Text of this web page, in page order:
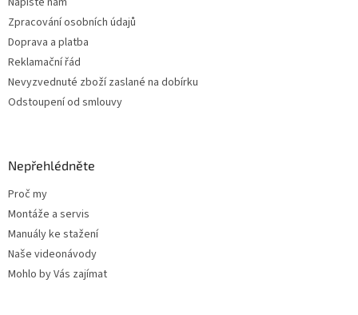
Zpracování osobních údajů
Doprava a platba
Reklamační řád
Nevyzvednuté zboží zaslané na dobírku
Odstoupení od smlouvy
Nepřehlédněte
Proč my
Montáže a servis
Manuály ke stažení
Naše videonávody
Mohlo by Vás zajímat